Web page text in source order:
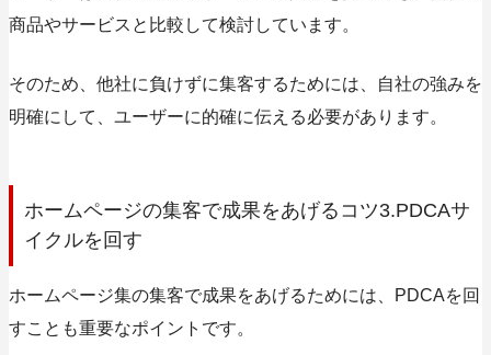
商品やサービスと比較して検討しています。
そのため、他社に負けずに集客するためには、自社の強みを
明確にして、ユーザーに的確に伝える必要があります。
ホームページの集客で成果をあげるコツ3.PDCAサ
イクルを回す
ホームページ集の集客で成果をあげるためには、PDCAを回
すことも重要なポイントです。